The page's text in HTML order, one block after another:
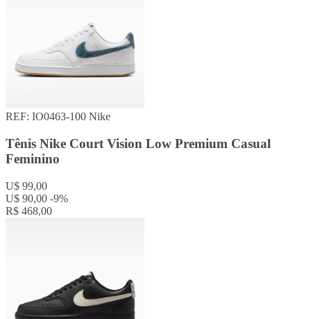
REF: IO0463-100 Nike
Tênis Nike Court Vision Low Premium Casual
Feminino
U$ 99,00
U$ 90,00 -9%
R$ 468,00